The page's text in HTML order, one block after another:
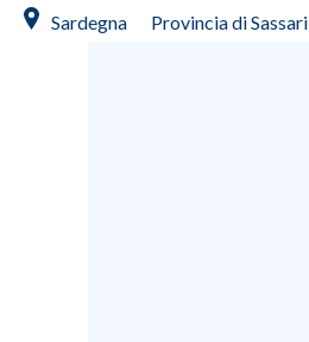
ANNUNCI
Sardegna Provincia di Sassari